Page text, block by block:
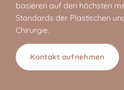
basieren auf den höchsten
Standards der Plastischen
Chirurgie.
Kontakt aufnehmen